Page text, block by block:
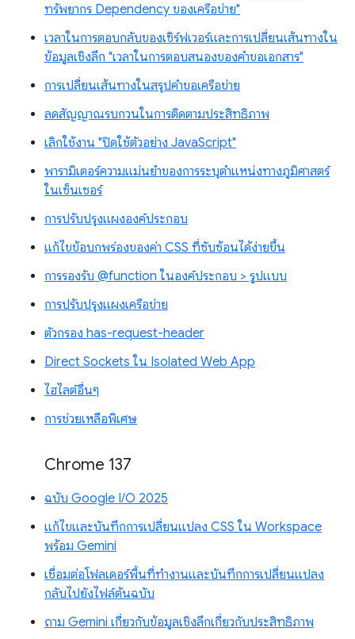
ทรัพยากร Dependency ของเครือข่าย"
เวลาในการตอบกลับของเซิร์ฟเวอร์และการเปลี่ยนเส้นทางใน
ข้อมูลเชิงลึก "เวลาในการตอบสนองของคำขอเอกสาร"
การเปลี่ยนเส้นทางในสรุปคำขอเครือข่าย
ลดสัญญาณรบกวนในการติดตามประสิทธิภาพ
เลิกใช้งาน "ปิดใช้ตัวอย่าง JavaScript"
พารามิเตอร์ความแม่นยำของการระบุตำแหน่งทางภูมิศาสตร์
ในเซ็นเซอร์
การปรับปรุงแผงองค์ประกอบ
แก้ไขข้อบกพร่องของค่า CSS ที่ซับซ้อนได้ง่ายขึ้น
การรองรับ @function ในองค์ประกอบ > รูปแบบ
การปรับปรุงแผงเครือข่าย
ตัวกรอง has-request-header
Direct Sockets ใน Isolated Web App
ไฮไลต์อื่นๆ
การช่วยเหลือพิเศษ
Chrome 137
ฉบับ Google I/O 2025
แก้ไขและบันทึกการเปลี่ยนแปลง CSS ใน Workspace
พร้อม Gemini
เชื่อมต่อโฟลเดอร์พื้นที่ทำงานและบันทึกการเปลี่ยนแปลง
กลับไปยังไฟล์ต้นฉบับ
ถาม Gemini เกี่ยวกับข้อมูลเชิงลึกเกี่ยวกับประสิทธิภาพ